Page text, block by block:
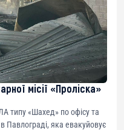
місії «Проліска»
типу «Шахед» по офісу та
в Павлограді, яка евакуйовує